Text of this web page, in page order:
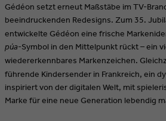
Gédéon setzt erneut Maßstäbe im TV-
beeindruckenden Redesigns. Zum 35.
entwickelte Gédéon eine frische
púa-Symbol in den Mittelpunkt rückt – ein
wiedererkennbares Markenzeichen.
führende Kindersender in Frankreich, ein
inspiriert von der digitalen Welt, mit
Marke für eine neue Generation lebendig